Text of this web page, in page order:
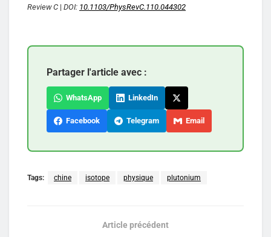
Review C | DOI: 10.1103/PhysRevC.110.044302
Partager l'article avec :
WhatsApp LinkedIn
Facebook Telegram Email
Tags: chine isotope physique plutonium
Article précédent